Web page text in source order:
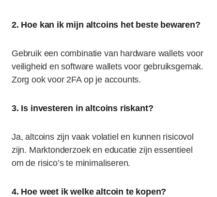
2. Hoe kan ik mijn altcoins het beste bewaren?
Gebruik een combinatie van hardware wallets voor
veiligheid en software wallets voor gebruiksgemak.
Zorg ook voor 2FA op je accounts.
3. Is investeren in altcoins riskant?
Ja, altcoins zijn vaak volatiel en kunnen risicovol
zijn. Marktonderzoek en educatie zijn essentieel
om de risico’s te minimaliseren.
4. Hoe weet ik welke altcoin te kopen?